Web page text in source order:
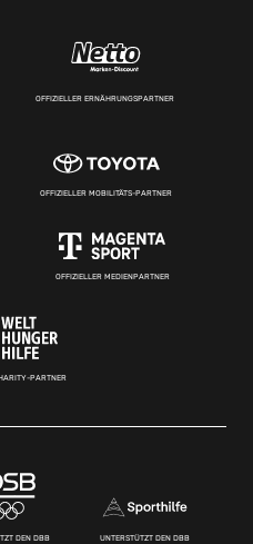
OFFIZIELLER ERNÄHRUNGSPARTNER
OFFIZIELLER MOBILITÄTS-PARTNER
OFFIZIELLER MEDIENPARTNER
PARTNER
DEN DBB UNTERSTÜTZT DEN DBB